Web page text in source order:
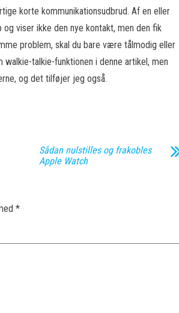
korte kommunikationsudbrud. Af en eller
viser ikke den nye kontakt, men den fik
problem, skal du bare være tålmodig eller
talkie-funktionen i denne artikel, men
og det tilføjer jeg også.
Sådan nulstilles og frakobles
Apple Watch
*